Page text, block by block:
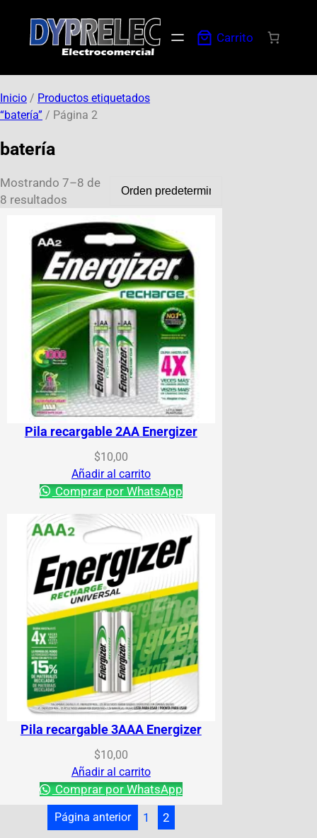
Carrito
Inicio / Productos etiquetados
“batería” / Página 2
batería
Mostrando 7–8 de
8 resultados
Pila recargable 2AA Energizer
$10,00
Añadir al carrito
Comprar por WhatsApp
Pila recargable 3AAA Energizer
$10,00
Añadir al carrito
Comprar por WhatsApp
Página anterior 1 2